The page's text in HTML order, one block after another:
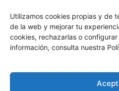
Utilizamos cookies propias y de
de la web y mejorar tu
cookies, rechazarlas o
información, consulta nuestra
Guías y recursos
Información legal